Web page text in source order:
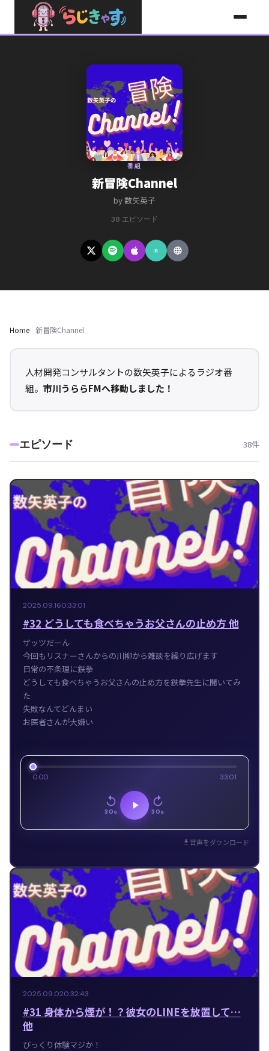
コンテンツへスキップ
番組
新冒険Channel
by 数矢英子
38 エピソード
n
Home 新冒険Channel
人材開発コンサルタントの数矢英子によるラジオ番
組。 市川うららFMへ移動しました！
エピソード 38件
2025.09.160:33:01
#32 どうしても食べちゃうお父さんの止め方 他
ザッツだーん
今回もリスナーさんからの川柳から雑談を繰り広げます
日常の不条理に鉄拳
どうしても食べちゃうお父さんの止め方を鉄拳先生に聞いてみ
た
失敗なんてどんまい
お医者さんが大嫌い
0:00 33:01
30s 30s
音声をダウンロード
2025.09.020:32:43
#31 身体から煙が！？彼女のLINEを放置して…
他
びっくり体験マジか！